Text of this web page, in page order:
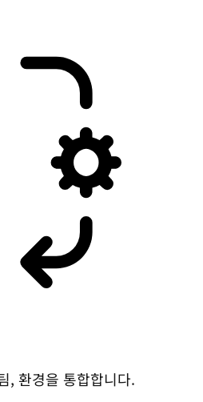
, 환경을 통합합니다.